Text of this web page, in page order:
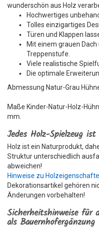
wunderschön aus Holz
Hochwertiges
Tolles einzigartiges
Türen und Klappen
Mit einem grauen
Treppenstufe.
Viele realistische
Die optimale
Abmessung Natur-Grau
Maße Kinder-Natur-Holz-
mm.
Jedes Holz-Spielzeug
Holz ist ein Naturprodukt,
Struktur unterschiedlich
abweichen!
Hinweise zu
Dekorationsartikel gehören
Änderungen vorbehalten!
Sicherheitshinweise für
als Bauernhofergänzung